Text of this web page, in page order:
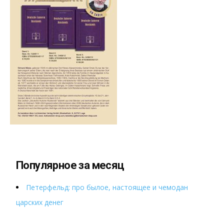
Популярное за месяц
Петерфельд: про былое, настоящее и чемодан
царских денег